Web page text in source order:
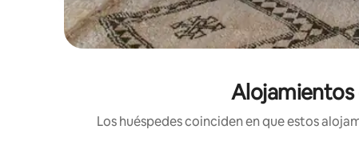
Alojamientos
Los huéspedes coinciden en que estos